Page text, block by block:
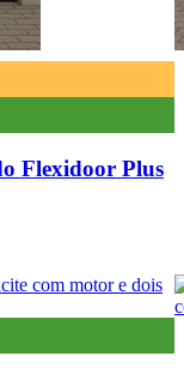
Flexidoor Plus